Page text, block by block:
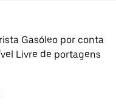
Gasóleo por conta
Livre de portagens